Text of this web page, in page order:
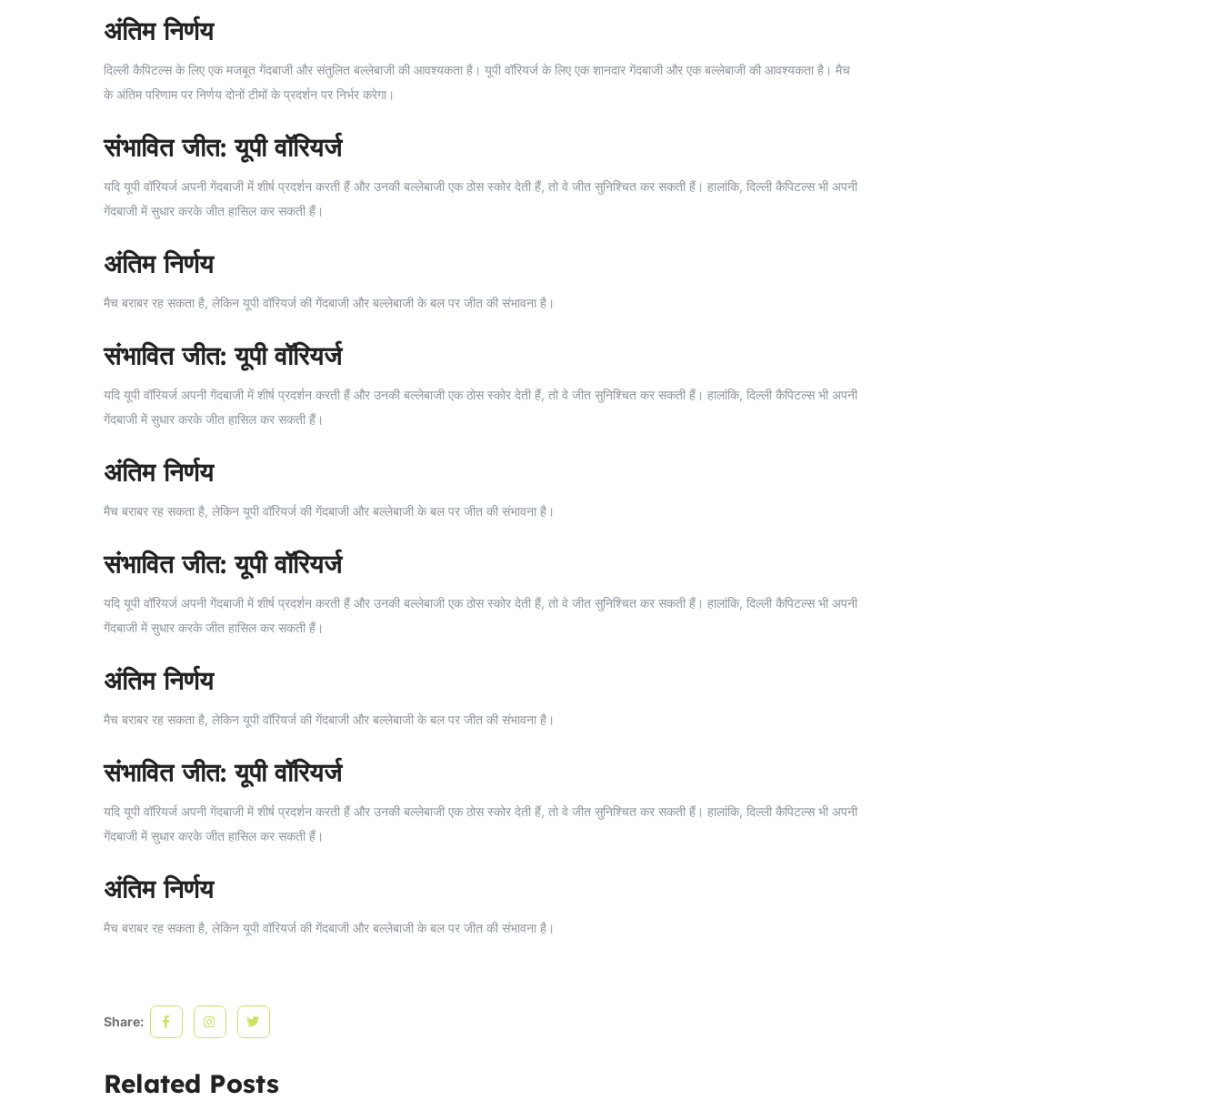
अंतिम निर्णय
दिल्ली कैपिटल्स के लिए एक मजबूत गेंदबाजी और संतुलित बल्लेबाजी की आवश्यकता है। यूपी वॉरियर्ज के लिए एक शानदार गेंदबाजी और एक बल्लेबाजी की आवश्यकता है। मैच
के अंतिम परिणाम पर निर्णय दोनों टीमों के प्रदर्शन पर निर्भर करेगा।
संभावित जीत: यूपी वॉरियर्ज
यदि यूपी वॉरियर्ज अपनी गेंदबाजी में शीर्ष प्रदर्शन करती हैं और उनकी बल्लेबाजी एक ठोस स्कोर देती हैं, तो वे जीत सुनिश्चित कर सकती हैं। हालांकि, दिल्ली कैपिटल्स भी अपनी
गेंदबाजी में सुधार करके जीत हासिल कर सकती हैं।
अंतिम निर्णय
मैच बराबर रह सकता है, लेकिन यूपी वॉरियर्ज की गेंदबाजी और बल्लेबाजी के बल पर जीत की संभावना है।
संभावित जीत: यूपी वॉरियर्ज
यदि यूपी वॉरियर्ज अपनी गेंदबाजी में शीर्ष प्रदर्शन करती हैं और उनकी बल्लेबाजी एक ठोस स्कोर देती हैं, तो वे जीत सुनिश्चित कर सकती हैं। हालांकि, दिल्ली कैपिटल्स भी अपनी
गेंदबाजी में सुधार करके जीत हासिल कर सकती हैं।
अंतिम निर्णय
मैच बराबर रह सकता है, लेकिन यूपी वॉरियर्ज की गेंदबाजी और बल्लेबाजी के बल पर जीत की संभावना है।
संभावित जीत: यूपी वॉरियर्ज
यदि यूपी वॉरियर्ज अपनी गेंदबाजी में शीर्ष प्रदर्शन करती हैं और उनकी बल्लेबाजी एक ठोस स्कोर देती हैं, तो वे जीत सुनिश्चित कर सकती हैं। हालांकि, दिल्ली कैपिटल्स भी अपनी
गेंदबाजी में सुधार करके जीत हासिल कर सकती हैं।
अंतिम निर्णय
मैच बराबर रह सकता है, लेकिन यूपी वॉरियर्ज की गेंदबाजी और बल्लेबाजी के बल पर जीत की संभावना है।
संभावित जीत: यूपी वॉरियर्ज
यदि यूपी वॉरियर्ज अपनी गेंदबाजी में शीर्ष प्रदर्शन करती हैं और उनकी बल्लेबाजी एक ठोस स्कोर देती हैं, तो वे जीत सुनिश्चित कर सकती हैं। हालांकि, दिल्ली कैपिटल्स भी अपनी
गेंदबाजी में सुधार करके जीत हासिल कर सकती हैं।
अंतिम निर्णय
मैच बराबर रह सकता है, लेकिन यूपी वॉरियर्ज की गेंदबाजी और बल्लेबाजी के बल पर जीत की संभावना है।
Share:
Related Posts